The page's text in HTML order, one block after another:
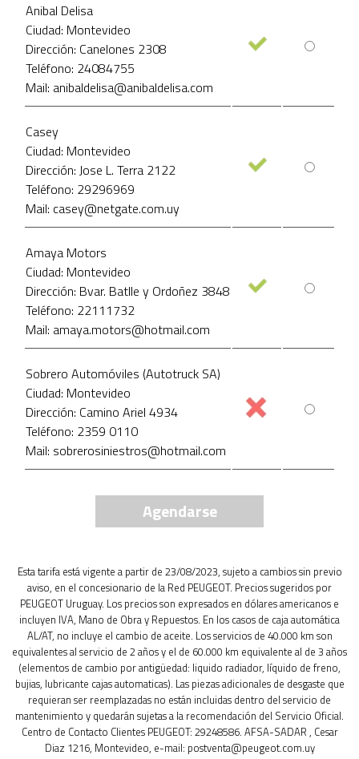
Anibal Delisa
Ciudad: Montevideo
Dirección: Canelones 2308
Teléfono: 24084755
Mail: anibaldelisa@anibaldelisa.com
Casey
Ciudad: Montevideo
Dirección: Jose L. Terra 2122
Teléfono: 29296969
Mail: casey@netgate.com.uy
Amaya Motors
Ciudad: Montevideo
Dirección: Bvar. Batlle y Ordoñez 3848
Teléfono: 22111732
Mail: amaya.motors@hotmail.com
Sobrero Automóviles (Autotruck SA)
Ciudad: Montevideo
Dirección: Camino Ariel 4934
Teléfono: 2359 0110
Mail: sobrerosiniestros@hotmail.com
Agendarse
Esta tarifa está vigente a partir de 23/08/2023, sujeto a cambios sin previo
aviso, en el concesionario de la Red PEUGEOT. Precios sugeridos por
PEUGEOT Uruguay. Los precios son expresados en dólares americanos e
incluyen IVA, Mano de Obra y Repuestos. En los casos de caja automática
AL/AT, no incluye el cambio de aceite. Los servicios de 40.000 km son
equivalentes al servicio de 2 años y el de 60.000 km equivalente al de 3 años
(elementos de cambio por antigüedad: liquido radiador, líquido de freno,
bujias, lubricante cajas automaticas). Las piezas adicionales de desgaste que
requieran ser reemplazadas no están incluidas dentro del servicio de
mantenimiento y quedarán sujetas a la recomendación del Servicio Oficial.
Centro de Contacto Clientes PEUGEOT: 29248586. AFSA-SADAR , Cesar
Diaz 1216, Montevideo, e-mail: postventa@peugeot.com.uy